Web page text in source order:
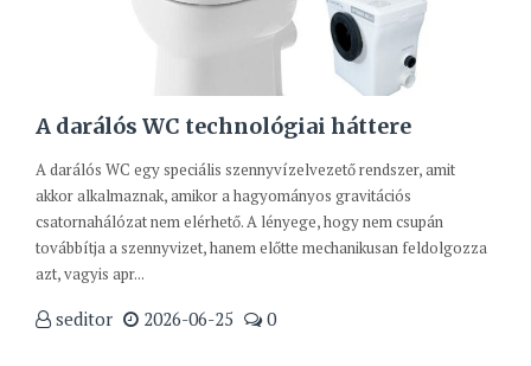
A darálós WC technológiai háttere
A darálós WC egy speciális szennyvízelvezető rendszer, amit
akkor alkalmaznak, amikor a hagyományos gravitációs
csatornahálózat nem elérhető. A lényege, hogy nem csupán
továbbítja a szennyvizet, hanem előtte mechanikusan feldolgozza
azt, vagyis apr...
seditor 2026-06-25 0